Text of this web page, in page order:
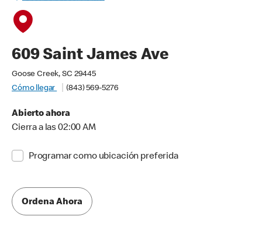
609 Saint James Ave
Goose Creek, SC 29445
Cómo llegar
(843) 569-5276
Abierto ahora
Cierra a las 02:00 AM
Programar como ubicación preferida
Ordena Ahora